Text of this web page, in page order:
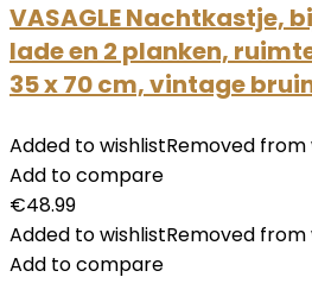
VASAGLE Nachtkastje,
lade en 2 planken,
35 x 70 cm, vintage
Added to wishlistRemoved from
Add to compare
€48.99
Added to wishlistRemoved from
Add to compare